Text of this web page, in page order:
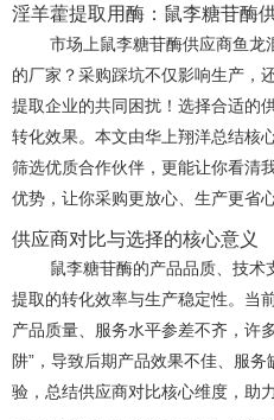
淫羊藿提取用酶：鼠李糖苷酶
市场上鼠李糖苷酶供应商鱼龙
的厂家？采购踩坑不仅影响生产，
提取企业的共同困扰！选择合适的
转化效果。本文由华上翔洋总结核
筛选优质合作伙伴，更能让你看清
优势，让你采购更放心、生产更省心
供应商对比与选择的核心意义
鼠李糖苷酶的产品品质、技
提取的转化效率与生产稳定性。当
产品质量、服务水平参差不齐，许
阱”，导致后期产品效果不佳、服
验，总结供应商对比核心维度，助